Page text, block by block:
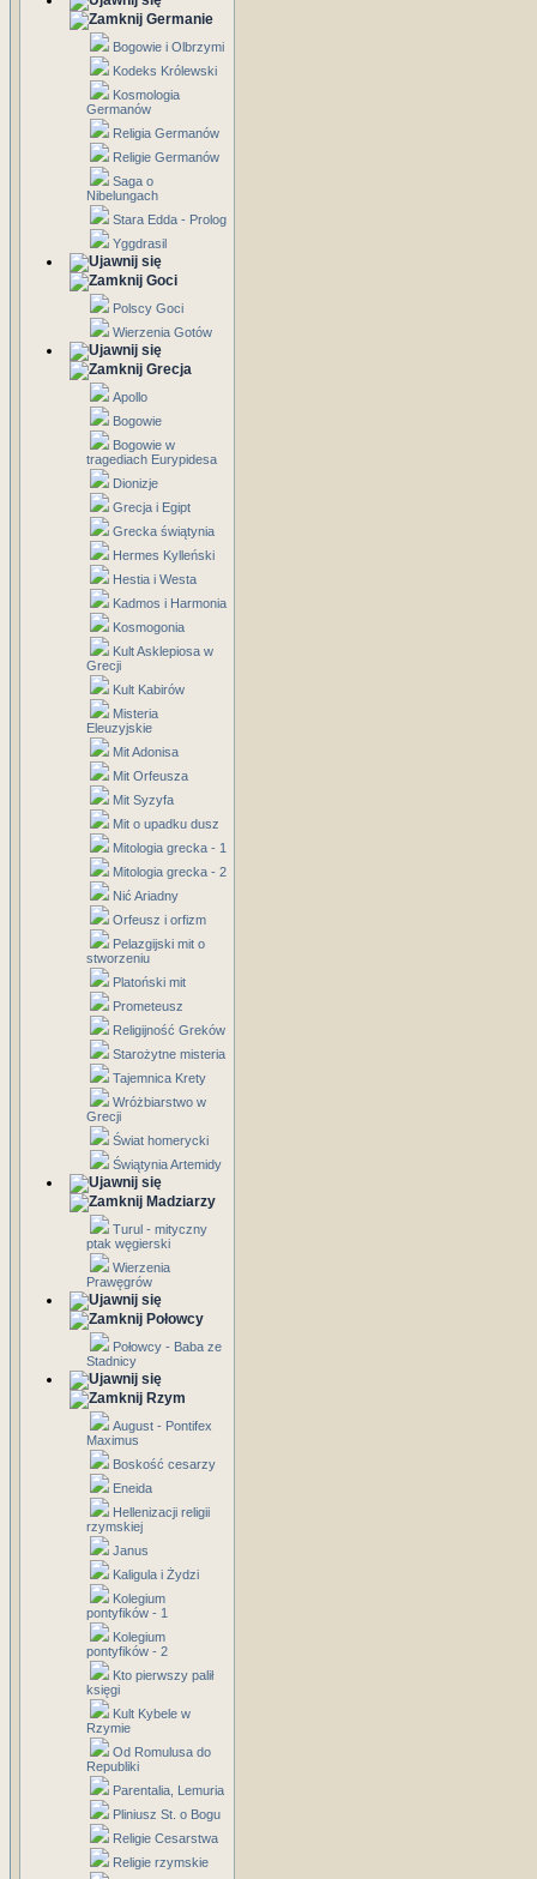
Germanie
Bogowie i Olbrzymi
Kodeks Królewski
Kosmologia
Germanów
Religia Germanów
Religie Germanów
Saga o
Nibelungach
Stara Edda - Prolog
Yggdrasil
Goci
Polscy Goci
Wierzenia Gotów
Grecja
Apollo
Bogowie
Bogowie w
tragediach Eurypidesa
Dionizje
Grecja i Egipt
Grecka świątynia
Hermes Kylleński
Hestia i Westa
Kadmos i Harmonia
Kosmogonia
Kult Asklepiosa w
Grecji
Kult Kabirów
Misteria
Eleuzyjskie
Mit Adonisa
Mit Orfeusza
Mit Syzyfa
Mit o upadku dusz
Mitologia grecka - 1
Mitologia grecka - 2
Nić Ariadny
Orfeusz i orfizm
Pelazgijski mit o
stworzeniu
Platoński mit
Prometeusz
Religijność Greków
Starożytne misteria
Tajemnica Krety
Wróżbiarstwo w
Grecji
Świat homerycki
Świątynia Artemidy
Madziarzy
Turul - mityczny
ptak węgierski
Wierzenia
Prawęgrów
Połowcy
Połowcy - Baba ze
Stadnicy
Rzym
August - Pontifex
Maximus
Boskość cesarzy
Eneida
Hellenizacji religii
rzymskiej
Janus
Kaligula i Żydzi
Kolegium
pontyfików - 1
Kolegium
pontyfików - 2
Kto pierwszy palił
księgi
Kult Kybele w
Rzymie
Od Romulusa do
Republiki
Parentalia, Lemuria
Pliniusz St. o Bogu
Religie Cesarstwa
Religie rzymskie